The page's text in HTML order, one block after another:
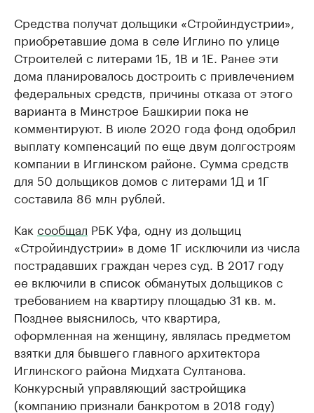
Средства получат дольщики «Стройиндустрии»,
приобретавшие дома в селе Иглино по улице
Строителей с литерами 1Б, 1В и 1Е. Ранее эти
дома планировалось достроить с привлечением
федеральных средств, причины отказа от этого
варианта в Минстрое Башкирии пока не
комментируют. В июле 2020 года фонд одобрил
выплату компенсаций по еще двум долгостроям
компании в Иглинском районе. Сумма средств
для 50 дольщиков домов с литерами 1Д и 1Г
составила 86 млн рублей.
Как сообщал РБК Уфа, одну из дольщиц
«Стройиндустрии» в доме 1Г исключили из числа
пострадавших граждан через суд. В 2017 году
ее включили в список обманутых дольщиков с
требованием на квартиру площадью 31 кв. м.
Позднее выяснилось, что квартира,
оформленная на женщину, являлась предметом
взятки для бывшего главного архитектора
Иглинского района Мидхата Султанова.
Конкурсный управляющий застройщика
(компанию признали банкротом в 2018 году)